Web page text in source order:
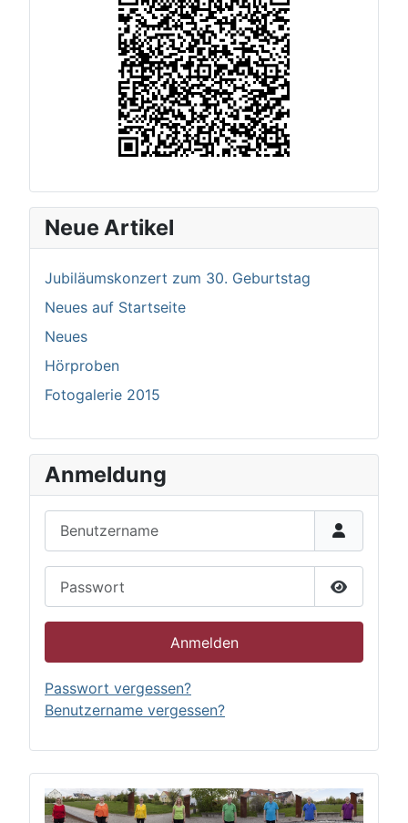
Neue Artikel
Jubiläumskonzert zum 30. Geburtstag
Neues auf Startseite
Neues
Hörproben
Fotogalerie 2015
Anmeldung
Passwort
Anmelden
Passwort vergessen?
Benutzername vergessen?